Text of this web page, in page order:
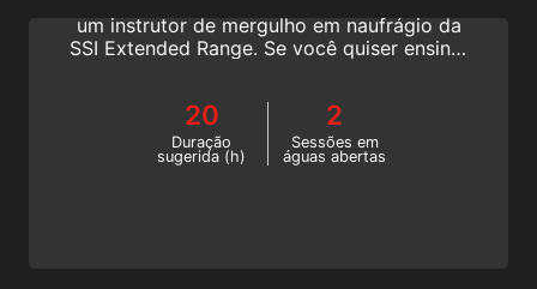
um instrutor de mergulho em naufrágio da
SSI Extended Range. Se você quiser ensinar
maneira de fazer isso. Comece hoje mesmo
este curso de mergulho em naufrágio da
SSI!
20
Duração
sugerida (h)
2
Sessões em
águas abertas